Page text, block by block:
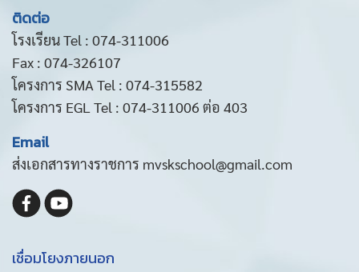
ติดต่อ
โรงเรียน Tel : 074-311006
Fax : 074-326107
โครงการ SMA Tel : 074-315582
โครงการ EGL Tel : 074-311006 ต่อ 403
Email
ส่งเอกสารทางราชการ mvskschool@gmail.com
เชื่อมโยงภายนอก